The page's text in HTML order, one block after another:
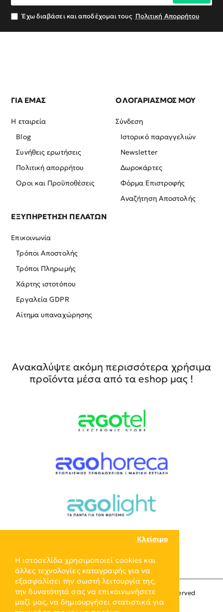
Η ιστοσελίδα χρησιμοποιεί cookies και
άλλες τεχνολογίες καταγραφής για να
εξασφαλίσει την σωστή λειτουργία της,
την δυνατότητά σας να επικοινωνήσετε
μαζί μας, να δημιουργήσει στατιστικά για
Κλείσιμο
σας
Έχω διαβάσει και αποδέχομαι τους Πολιτική Απορρήτου
ΓΙΑ ΕΜΑΣ
Η εταιρεία
Blog
Συνήθεις ερωτήσεις
Πολιτική απορρήτου
Όροι και Προϋποθέσεις
Ο ΛΟΓΑΡΙΑΣΜΟΣ ΜΟΥ
Σύνδεση
Ιστορικό παραγγελιών
Newsletter
Δωροκάρτες
Φόρμα Επιστροφής
Αναζήτηση Αποστολής
ΕΞΥΠΗΡΕΤΗΣΗ ΠΕΛΑΤΩΝ
Επικοινωνία
Τρόποι Αποστολής
Τρόποι Πληρωμής
Χάρτης ιστοτόπου
Εργαλεία GDPR
Αίτημα υπαναχώρησης
Ανακαλύψτε ακόμη περισσότερα χρήσιμα
προϊόντα μέσα από τα eshop μας !
Copyright © 2024, ERGO-GROUP, All Rights Reserved